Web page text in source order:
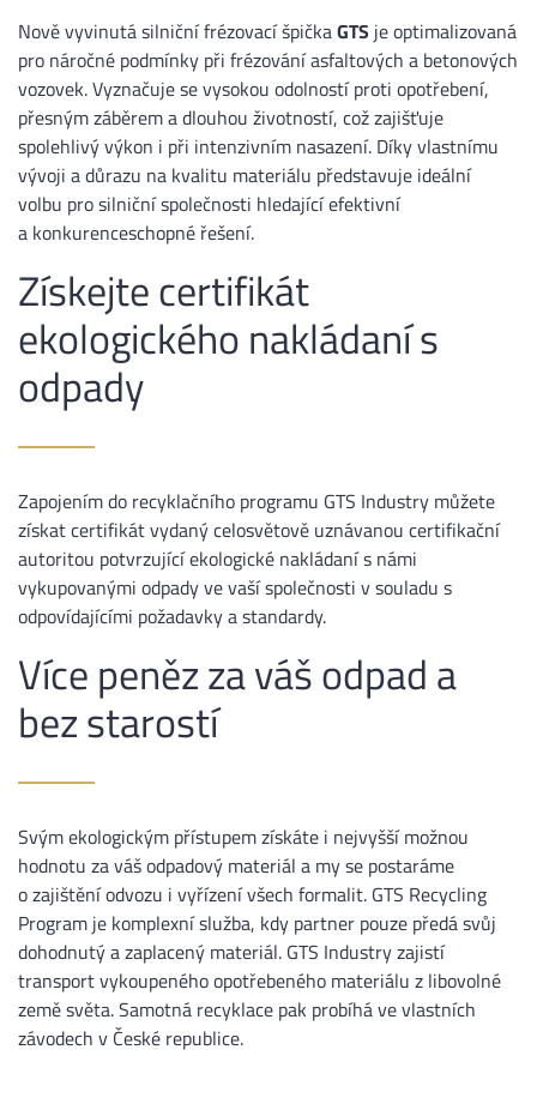
Nově vyvinutá silniční frézovací špičkaGTS je optimalizovaná
pro náročné podmínky při frézování asfaltových a betonových
vozovek. Vyznačuje se vysokou odolností proti opotřebení,
přesným záběrem a dlouhou životností, což zajišťuje
spolehlivý výkon i při intenzivním nasazení. Díky vlastnímu
vývoji a důrazu na kvalitu materiálu představuje ideální
volbu pro silniční společnosti hledající efektivní
a konkurenceschopné řešení.
Získejte certifikát
ekologického nakládaní s
odpady
Zapojením do recyklačního programu GTS Industry můžete
získat certifikát vydaný celosvětově uznávanou certifikační
autoritou potvrzující ekologické nakládaní s námi
vykupovanými odpady ve vaší společnosti v souladu s
odpovídajícími požadavky a standardy.
Více peněz za váš odpad a
bez starostí
Svým ekologickým přístupem získáte i nejvyšší možnou
hodnotu za váš odpadový materiál a my se postaráme
o zajištění odvozu i vyřízení všech formalit. GTS Recycling
Program je komplexní služba, kdy partner pouze předá svůj
dohodnutý a zaplacený materiál. GTS Industry zajistí
transport vykoupeného opotřebeného materiálu z libovolné
země světa. Samotná recyklace pak probíhá ve vlastních
závodech v České republice.